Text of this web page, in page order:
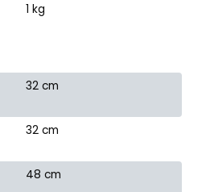
1 kg
32 cm
32 cm
48 cm